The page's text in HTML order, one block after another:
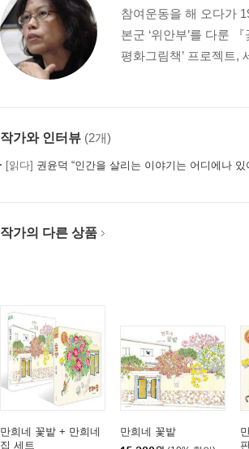
참여운동을 해 오다가
본군 ‘위안부’를 다룬
평화그림책’ 프로젝트,
작가와 인터뷰 (2개)
[읽다] 권윤덕 “인간을 살리는 이야기는 어디에나 있
작가의 다른 상품
만희네 꽃밭 + 만희네
집 세트
만희네 꽃밭